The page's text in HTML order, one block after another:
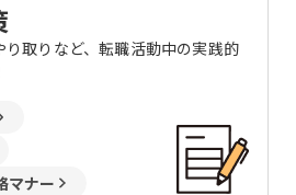
取りなど、転職活動中の実践的
マナー